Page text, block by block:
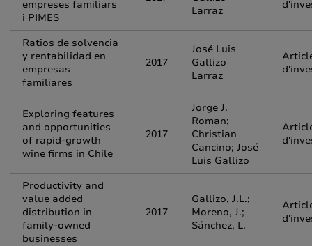
empreses familiars
i PIMES
Larraz
Ratios de solvencia
y rentabilidad en
empresas
familiares
2017
José Luis
Gallizo
Larraz
Exploring features
and opportunities
of rapid-growth
wine firms in Chile
2017
Jorge J.
Roman;
Christian
Cancino; José
Luis Gallizo
Productivity and
value added
distribution in
family-owned
businesses
2017
Gallizo, J.L.;
Moreno, J.;
Sánchez, L.